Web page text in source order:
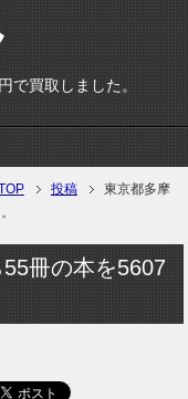
で買取しました。
投稿
東京都多摩
冊の本を5607